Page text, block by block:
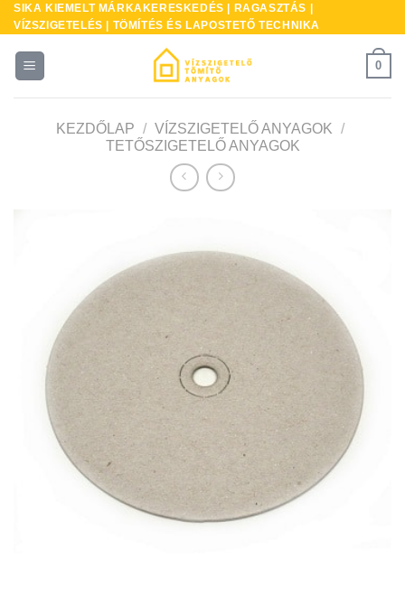
Skip
to
content
SIKA KIEMELT MÁRKAKERESKEDÉS | RAGASZTÁS |
VÍZSZIGETELÉS | TÖMÍTÉS ÉS LAPOSTETŐ TECHNIKA
0
KEZDŐLAP / VÍZSZIGETELŐ ANYAGOK /
TETŐSZIGETELŐ ANYAGOK